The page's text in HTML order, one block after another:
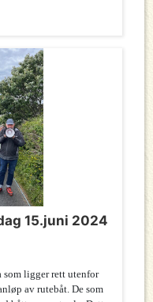
15.juni 2024
ligger rett utenfor
av rutebåt. De som